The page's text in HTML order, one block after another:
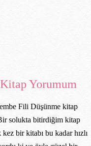
Yorumum
Fili Düşünme kitap
solukta bitirdiğim kitap
bir kitabı bu kadar hızlı